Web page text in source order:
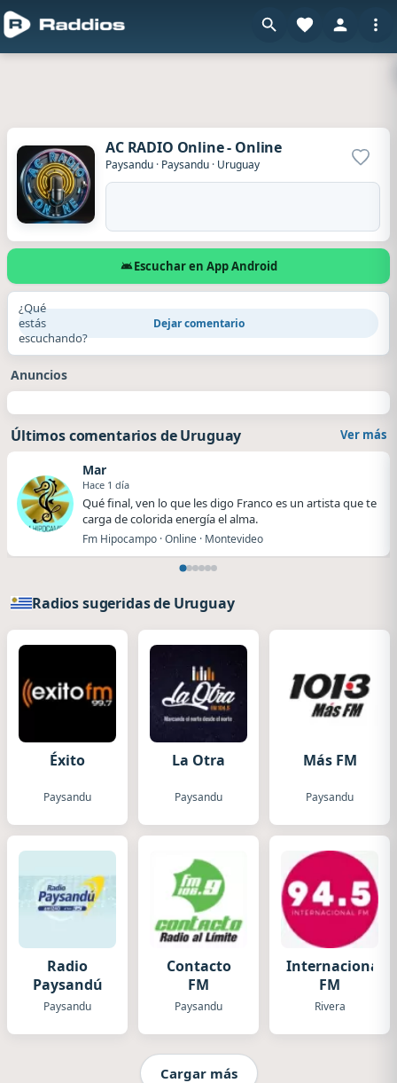
AC RADIO Online - Online
Paysandu · Paysandu · Uruguay
Escuchar en App Android
¿Qué
estás
escuchando?
Dejar comentario
Anuncios
Últimos comentarios de Uruguay Ver más
Mar
Hace 1 día
Qué final, ven lo que les digo Franco es un artista que te
carga de colorida energía el alma.
Fm Hipocampo · Online · Montevideo
Radios sugeridas de Uruguay
Éxito
Paysandu
La Otra
Paysandu
Más FM
Paysandu
Radio
Paysandú
Paysandu
Contacto
FM
Paysandu
Internacional
FM
Rivera
Cargar más